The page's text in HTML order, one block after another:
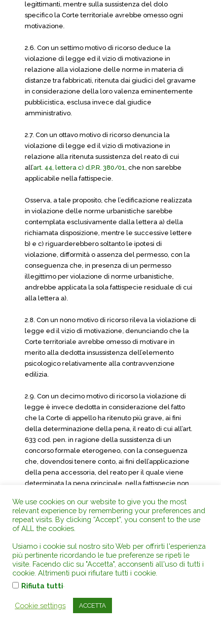
legittimanti, mentre sulla sussistenza del dolo
specifico la Corte territoriale avrebbe omesso ogni
motivazione.
2.6. Con un settimo motivo di ricorso deduce la
violazione di legge ed il vizio di motivazione in
relazione alla violazione delle norme in materia di
distanze tra fabbricati, ritenuta dai giudici del gravame
in considerazione della loro valenza eminentemente
pubblicistica, esclusa invece dal giudice
amministrativo.
2.7. Con un ottavo motivo di ricorso denuncia la
violazione di legge ed il vizio di motivazione in
relazione alla ritenuta sussistenza del reato di cui
all’art. 44, lettera c) d.P.R. 380/01, che non sarebbe
applicabile nella fattispecie.
Osserva, a tale proposito, che l’edificazione realizzata
in violazione delle norme urbanistiche sarebbe
contemplata esclusivamente dalla lettera a) della
richiamata disposizione, mentre le successive lettere
b) e c) riguarderebbero soltanto le ipotesi di
violazione, difformità o assenza del permesso, con la
conseguenza che, in presenza di un permesso
illegittimo per violazione di norme urbanistiche,
andrebbe applicata la sola fattispecie residuale di cui
alla lettera a).
2.8. Con un nono motivo di ricorso rileva la violazione di
legge ed il vizio di motivazione, denunciando che la
Corte territoriale avrebbe omesso di motivare in
merito alla dedotta insussistenza dell’elemento
psicologico relativamente alla contravvenzione
edilizia.
2.9. Con un decimo motivo di ricorso la violazione di
legge è invece dedotta in considerazione del fatto
che la Corte di appello ha ritenuto più grave, ai fini
della determinazione della pena, il reato di cui all’art.
633 cod. pen. in ragione della sussistenza di un
concorso formale eterogeneo, con la conseguenza
che, dovendosi tenere conto, ai fini dell’applicazione
della pena accessoria, del reato per il quale viene
determinata la pena principale, nella fattispecie non
previsto dall’art. 31 d.P.R. n. 380/01.
3. Anna Moda Carmela PIRAGINIE
Va premesso che alcuni motivi del ricorso trattano
questioni comuni a quelle articolate nel ricorso
proposto nell’interesse di Paolo BRUNO, cosicché ad
essi può farsi riferimento nella elencazione che segue
trattazione unitaria.
We use cookies on our website to give you the most
relevant experience by remembering your preferences and
repeat visits. By clicking “Accept”, you consent to the use
of ALL the cookies.
Usiamo i cookie sul nostro sito Web per offrirti l'esperienza
più pertinente ricordando le tue preferenze se ripeti le
visite. Facendo clic su "Accetta", acconsenti all'uso di tutti i
cookie. Altrimenti puoi rifiutare tutti i cookie.
Rifiuta tutti
Cookie settings ACCETTA